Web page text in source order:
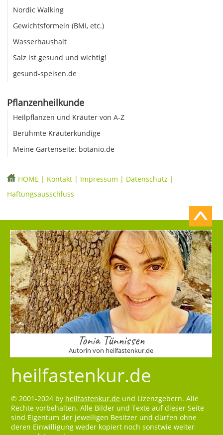
Nordic Walking
Gewichtsformeln (BMI, etc.)
Wasserhaushalt
Salz ist gesund und wichtig!
gesund-speisen.de
Pflanzenheilkunde
Heilpflanzen und Kräuter von A-Z
Berühmte Kräuterkundige
Meine Gartenseite: botanio.de
HOME | Kontakt | Impressum | Datenschutz |
Haftungsausschluss
Tonia Tünnissen
Autorin von heilfastenkur.de
heilfastenkur.de
© 2001-2024 by heilfastenkur.de und Lizenzgebern. Alle
Rechte vorbehalten. Alle Bilder und Texte auf dieser Seite
sind Eigentum der jeweiligen Besitzer und dürfen ohne
deren Einwilligung weder kopiert noch sonstwie weiter